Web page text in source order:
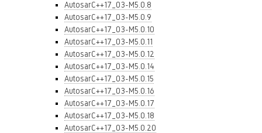
AutosarC++17_03-M5.0.8
AutosarC++17_03-M5.0.9
AutosarC++17_03-M5.0.10
AutosarC++17_03-M5.0.11
AutosarC++17_03-M5.0.12
AutosarC++17_03-M5.0.14
AutosarC++17_03-M5.0.15
AutosarC++17_03-M5.0.16
AutosarC++17_03-M5.0.17
AutosarC++17_03-M5.0.18
AutosarC++17_03-M5.0.20